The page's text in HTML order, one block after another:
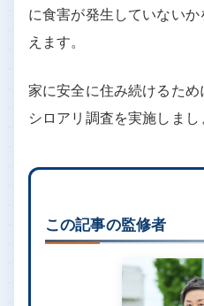
に食害が発生していない
えます。
家に安全に住み続けるた
シロアリ調査を実施しまし
この記事の監修者